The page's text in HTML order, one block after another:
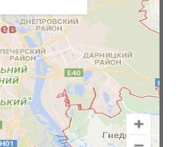
з воланом на грудях